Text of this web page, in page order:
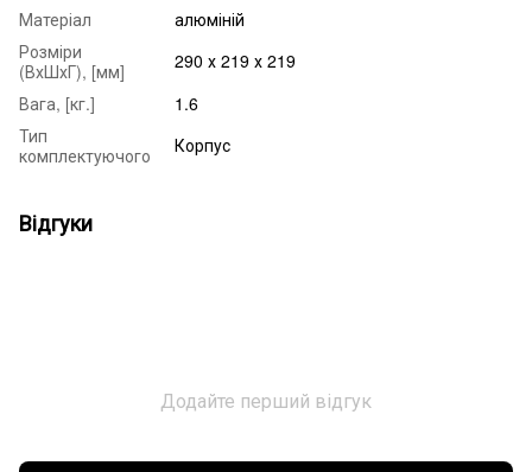
Матеріал
алюміній
Розміри
(ВхШхГ), [мм]
290 х 219 х 219
Вага, [кг.]
1.6
Тип
комплектуючого
Корпус
Відгуки
Додайте перший відгук